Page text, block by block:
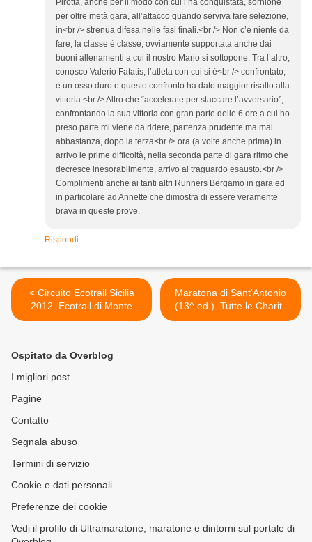
Pirotta, anche per il modo con cui l’ha conquistata, sornione
per oltre metà gara, all’attacco quando serviva fare selezione,
in<br /> strenua difesa nelle fasi finali.<br /> Non c’è niente da
fare, la classe è classe, ovviamente supportata anche dai
buoni allenamenti a cui il nostro Mario si sottopone. Tra l’altro,
conosco Valerio Fatatis, l’atleta con cui si è<br /> confrontato,
è un osso duro e questo confronto ha dato maggior risalto alla
vittoria.<br /> Altro che “accelerate per staccare l’avversario”,
confrontando la sua vittoria con gran parte delle 6 ore a cui ho
preso parte mi viene da ridere, partenza prudente ma mai
abbastanza, dopo la terza<br /> ora (a volte anche prima) in
arrivo le prime difficoltà, nella seconda parte di gara ritmo che
decresce inesorabilmente, arrivo al traguardo esausto.<br />
Complimenti anche ai tanti altri Runners Bergamo in gara ed
in particolare ad Annette che dimostra di essere veramente
brava in queste prove.
Rispondi
< Circuito Ecotrail Sicilia
2012. Ecotrail di Monte
Pellegrino nel segno di
Maratona di Sant'Antonio
(13^ ed.). Tutte le Charity
della Maratona... >
Ospitato da Overblog
I migliori post
Pagine
Contatto
Segnala abuso
Termini di servizio
Cookie e dati personali
Preferenze dei cookie
Vedi il profilo di Ultramaratone, maratone e dintorni sul portale di